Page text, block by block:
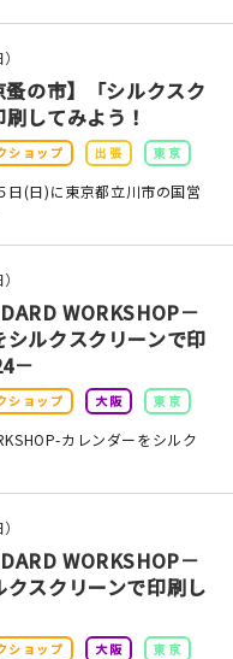
の市】「シルクスク
してみよう！
ショップ 出張 東京
日(日)に東京都立川市の国営
WORKSHOP－
シルクスクリーンで印
－
ショップ 大阪 東京
カレンダーをシルク
WORKSHOP－
クスクリーンで印刷し
ショップ 大阪 東京